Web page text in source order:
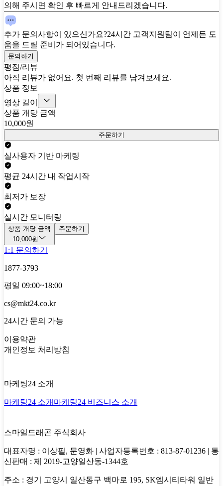
의해 주시면 확인 후 빠르게 안내드리겠습니다.
추가 문의사항이 있으신가요?24시간 고객지원팀이 언제든 도
움을 드릴 준비가 되어있습니다.
문의하기
평점/리뷰
아직 리뷰가 없어요. 첫 번째 리뷰를 남겨보세요.
상품 정보
영상 길이
상품 개당 금액
10,000원
주문하기
실사용자 기반 마케팅
평균 24시간 내 작업시작
최저가 보장
실시간 모니터링
상품 개당 금액
10,000원
주문하기
1:1 문의하기
1877-3793
평일 09:00~18:00
cs@mkt24.co.kr
24시간 문의 가능
이용약관
개인정보 처리방침
마케팅24 소개
마케팅24 소개 마케팅24 비즈니스 소개
스마일드래곤 주식회사
대표자명 : 이상필, 문영화 | 사업자등록번호 : 813-87-01236 | 통
신판매 : 제 2019-고양일산동-1344호
주소 : 경기 고양시 일산동구 백마로 195, SK엠시티타워 일반